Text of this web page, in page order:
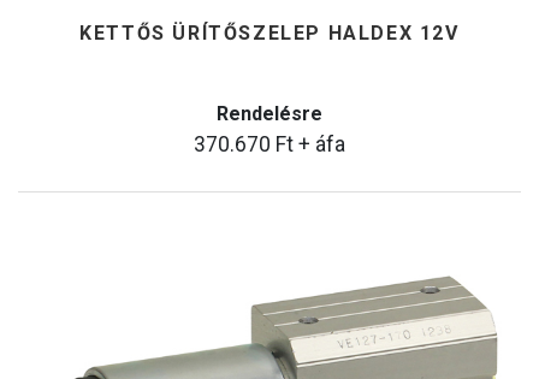
KETTŐS ÜRÍTŐSZELEP HALDEX 12V
Rendelésre
370.670 Ft + áfa